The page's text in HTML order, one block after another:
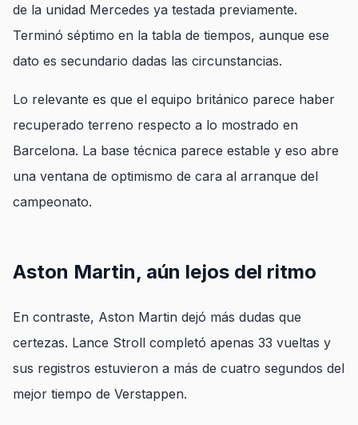
de la unidad Mercedes ya testada previamente.
Terminó séptimo en la tabla de tiempos, aunque ese
dato es secundario dadas las circunstancias.
Lo relevante es que el equipo británico parece haber
recuperado terreno respecto a lo mostrado en
Barcelona. La base técnica parece estable y eso abre
una ventana de optimismo de cara al arranque del
campeonato.
Aston Martin, aún lejos del ritmo
En contraste, Aston Martin dejó más dudas que
certezas. Lance Stroll completó apenas 33 vueltas y
sus registros estuvieron a más de cuatro segundos del
mejor tiempo de Verstappen.